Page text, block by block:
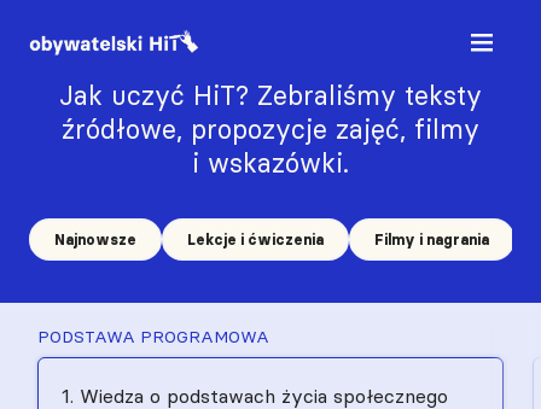
Jak uczyć HiT? Zebraliśmy teksty
źródłowe, propozycje zajęć, filmy
i wskazówki.
Najnowsze Lekcje i ćwiczenia Filmy i nagrania
PODSTAWA PROGRAMOWA
1. Wiedza o podstawach życia społecznego